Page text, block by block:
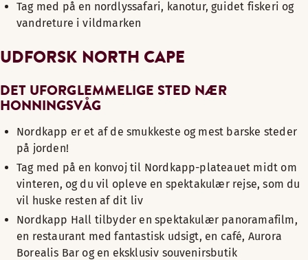
Tag med på en nordlyssafari, kanotur, guidet fiskeri og
vandreture i vildmarken
UDFORSK NORTH CAPE
DET UFORGLEMMELIGE STED NÆR
HONNINGSVÅG
Nordkapp er et af de smukkeste og mest barske steder
på jorden!
Tag med på en konvoj til Nordkapp-plateauet midt om
vinteren, og du vil opleve en spektakulær rejse, som du
vil huske resten af dit liv
Nordkapp Hall tilbyder en spektakulær panoramafilm,
en restaurant med fantastisk udsigt, en café, Aurora
Borealis Bar og en eksklusiv souvenirsbutik